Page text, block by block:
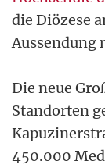
die Diözese
Aussendung
Die neue
Standorten
450.000